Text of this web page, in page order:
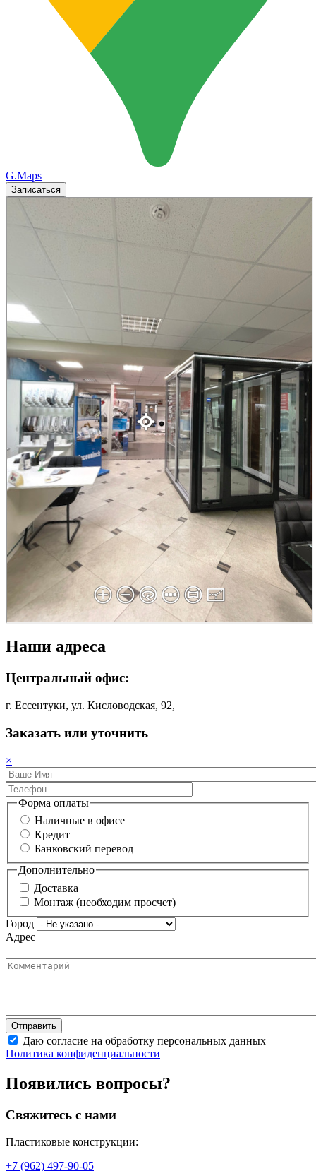
G.Maps
Записаться
Наши адреса
Центральный офис:
г. Ессентуки, ул. Кисловодская, 92,
Заказать или уточнить
×
Форма оплаты
Наличные в офисе
Кредит
Банковский перевод
Дополнительно
Доставка
Монтаж (необходим просчет)
Город
Адрес
Даю согласие на обработку персональных данных
Политика конфиденциальности
Появились вопросы?
Свяжитесь с нами
Пластиковые конструкции:
+7 (962) 497-90-05